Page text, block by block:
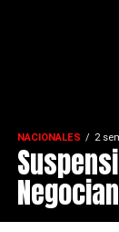
NACIONALES 2